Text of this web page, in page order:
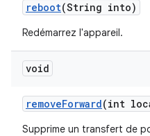
reboot(String into)
Redémarrez l'appareil.
void
removeForward(int
Supprime un transfert de